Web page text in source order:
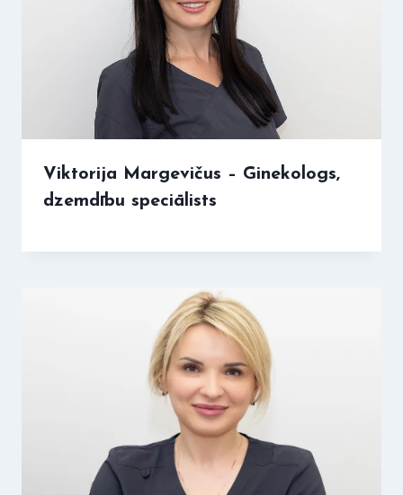
Viktorija Margevičus – Ginekologs,
dzemdību speciālists